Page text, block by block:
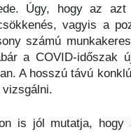
Úgy, hogy az azt
vagyis a
számú
a COVID-időszak
A hosszú távú
is jól mutatja, hogy